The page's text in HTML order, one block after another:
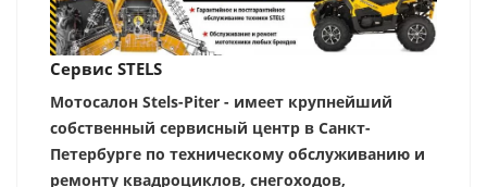
Сервис STELS
Мотосалон Stels-Piter - имеет крупнейший
собственный сервисный центр в Санкт-
Петербурге по техническому обслуживанию и
ремонту квадроциклов, снегоходов,